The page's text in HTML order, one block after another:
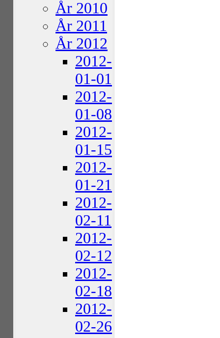
År 2010
År 2011
År 2012
2012-
01-01
2012-
01-08
2012-
01-15
2012-
01-21
2012-
02-11
2012-
02-12
2012-
02-18
2012-
02-26